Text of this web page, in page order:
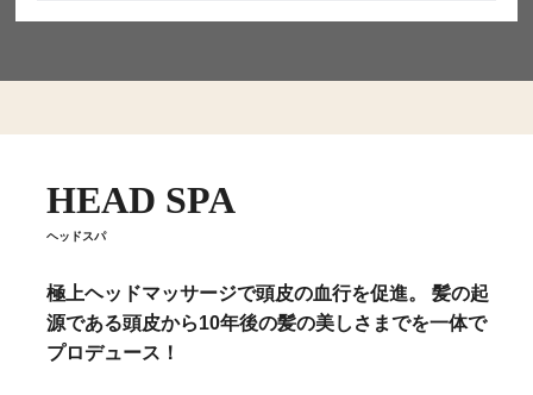
HEAD SPA
ヘッドスパ
極上ヘッドマッサージで頭皮の血行を促進。 髪の起
源である頭皮から10年後の髪の美しさまでを一体で
プロデュース！